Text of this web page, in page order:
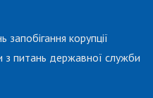
корупції
з питань державної служби